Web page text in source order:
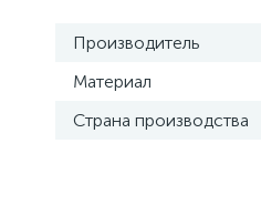
Производитель
Материал
Страна производства